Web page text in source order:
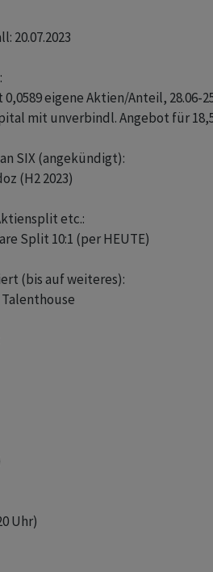
20.07.2023
eigene Aktien/Anteil, 28.06-
mit unverbindl. Angebot für
SIX (angekündigt):
(H2 2023)
etc.:
Split 10:1 (per HEUTE)
(bis auf weiteres):
Talenthouse
Uhr)